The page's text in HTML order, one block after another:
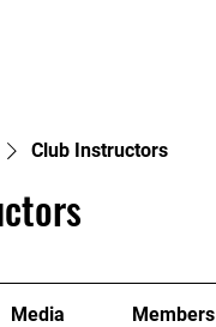
Club Instructors
Media Members